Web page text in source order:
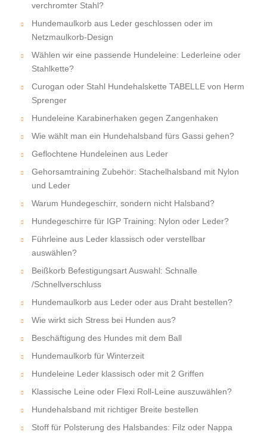
verchromter Stahl?
Hundemaulkorb aus Leder geschlossen oder im
Netzmaulkorb-Design
Wählen wir eine passende Hundeleine: Lederleine oder
Stahlkette?
Curogan oder Stahl Hundehalskette TABELLE von Herm
Sprenger
Hundeleine Karabinerhaken gegen Zangenhaken
Wie wählt man ein Hundehalsband fürs Gassi gehen?
Geflochtene Hundeleinen aus Leder
Gehorsamtraining Zubehör: Stachelhalsband mit Nylon
und Leder
Warum Hundegeschirr, sondern nicht Halsband?
Hundegeschirre für IGP Training: Nylon oder Leder?
Führleine aus Leder klassisch oder verstellbar
auswählen?
Beißkorb Befestigungsart Auswahl: Schnalle
/Schnellverschluss
Hundemaulkorb aus Leder oder aus Draht bestellen?
Wie wirkt sich Stress bei Hunden aus?
Beschäftigung des Hundes mit dem Ball
Hundemaulkorb für Winterzeit
Hundeleine Leder klassisch oder mit 2 Griffen
Klassische Leine oder Flexi Roll-Leine auszuwählen?
Hundehalsband mit richtiger Breite bestellen
Stoff für Polsterung des Halsbandes: Filz oder Nappa